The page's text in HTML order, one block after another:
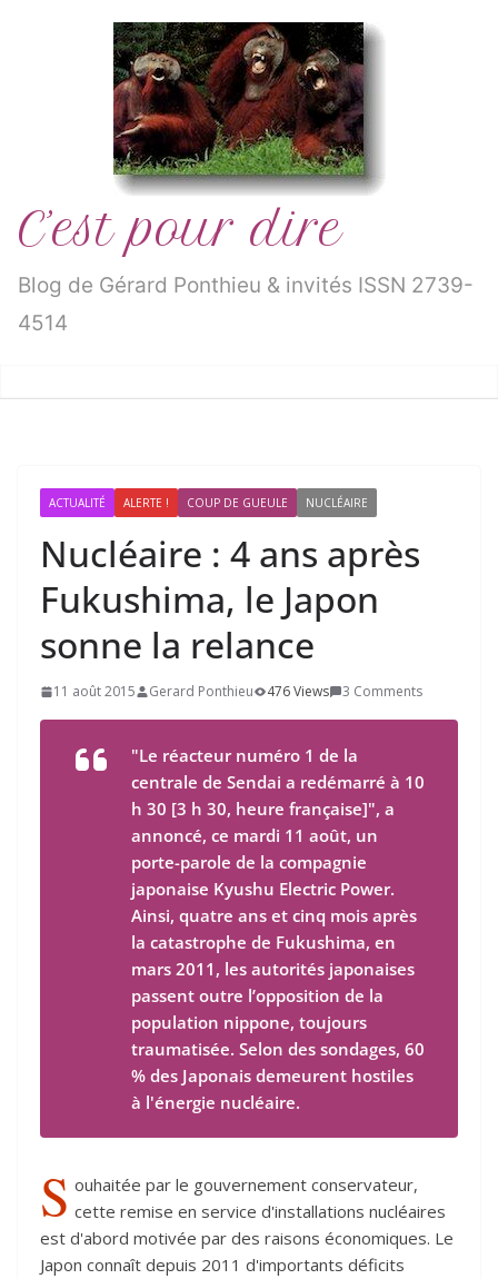
C’est pour dire
Blog de Gérard Ponthieu & invités ISSN 2739-
4514
ACTUALITÉ ALERTE ! COUP DE GUEULE NUCLÉAIRE
Nucléaire : 4 ans après
Fukushima, le Japon
sonne la relance
11 août 2015 Gerard Ponthieu 476 Views 3 Comments
"Le réacteur numéro 1 de la
centrale de Sendai a redémarré à 10
h 30 [3 h 30, heure française]", a
annoncé, ce mardi 11 août, un
porte-parole de la compagnie
japonaise Kyushu Electric Power.
Ainsi, quatre ans et cinq mois après
la catastrophe de Fukushima, en
mars 2011, les autorités japonaises
passent outre l’opposition de la
population nippone, toujours
traumatisée. Selon des sondages, 60
% des Japonais demeurent hostiles
à l'énergie nucléaire.
S ouhaitée par le gouvernement conservateur,
cette remise en service d'installations nucléaires
est d'abord motivée par des raisons économiques. Le
Japon connaît depuis 2011 d'importants déficits